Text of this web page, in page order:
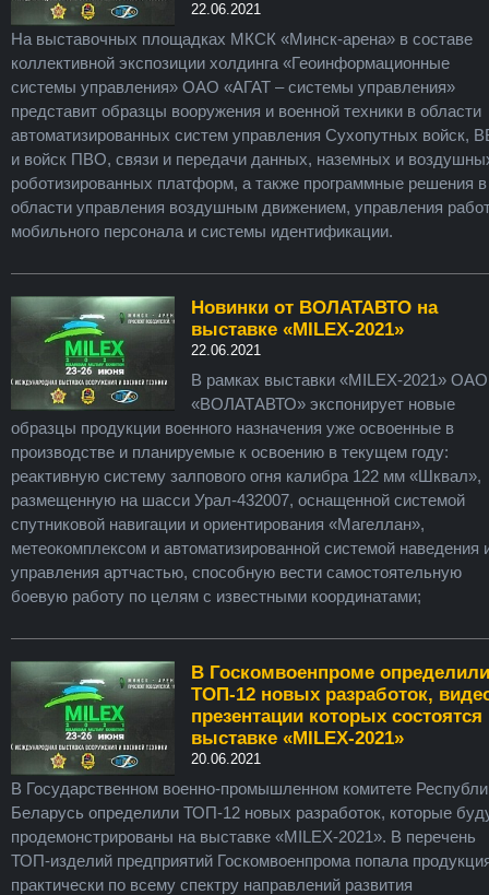
22.06.2021
На выставочных площадках МКСК «Минск-арена» в составе
коллективной экспозиции холдинга «Геоинформационные
системы управления» ОАО «АГАТ – системы управления»
представит образцы вооружения и военной техники в области
автоматизированных систем управления Сухопутных войск,
и войск ПВО, связи и передачи данных, наземных и
роботизированных платформ, а также программные решения в
области управления воздушным движением, управления
мобильного персонала и системы идентификации.
Новинки от ВОЛАТАВТО на
выставке «MILEX-2021»
22.06.2021
В рамках выставки «MILEX-2021» ОАО
«ВОЛАТАВТО» экспонирует новые
образцы продукции военного назначения уже освоенные в
производстве и планируемые к освоению в текущем году:
реактивную систему залпового огня калибра 122 мм «Шквал»,
размещенную на шасси Урал-432007, оснащенной системой
спутниковой навигации и ориентирования «Магеллан»,
метеокомплексом и автоматизированной системой наведения
управления артчастью, способную вести самостоятельную
боевую работу по целям с известными координатами;
В Госкомвоенпроме определили
ТОП-12 новых разработок,
презентации которых состоятся
выставке «MILEX-2021»
20.06.2021
В Государственном военно-промышленном комитете
Беларусь определили ТОП-12 новых разработок, которые
продемонстрированы на выставке «MILEX-2021». В перечень
ТОП-изделий предприятий Госкомвоенпрома попала
практически по всему спектру направлений развития